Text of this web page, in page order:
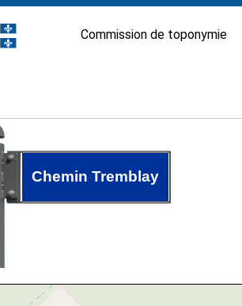
Commission de toponymie
Chemin Tremblay